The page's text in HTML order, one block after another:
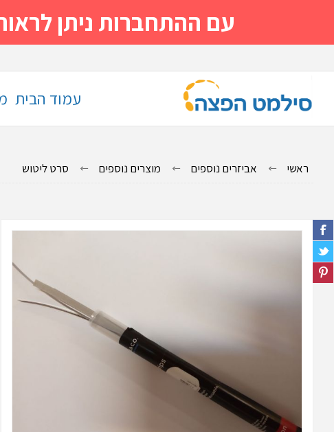
עם ההתחברות ניתן לראות מייד
עמוד הבית
ראשי אביזרים נוספים מוצרים נוספים סרט ליטוש